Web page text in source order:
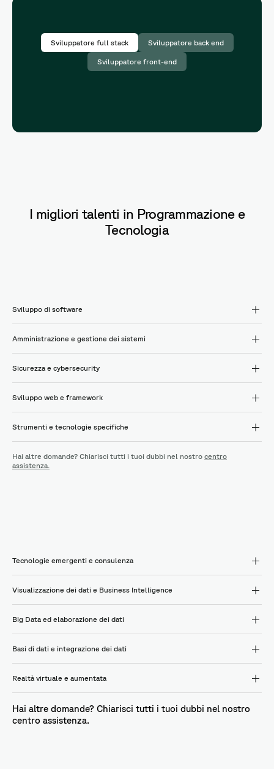
Sviluppatore full stack Sviluppatore back end
Sviluppatore front-end
I migliori talenti in Programmazione e
Tecnologia
Sviluppo di software
Amministrazione e gestione dei sistemi
Sicurezza e cybersecurity
Sviluppo web e framework
Strumenti e tecnologie specifiche
Hai altre domande? Chiarisci tutti i tuoi dubbi nel nostro centro
assistenza.
Tecnologie emergenti e consulenza
Visualizzazione dei dati e Business Intelligence
Big Data ed elaborazione dei dati
Basi di dati e integrazione dei dati
Realtà virtuale e aumentata
Hai altre domande? Chiarisci tutti i tuoi dubbi nel nostro
centro assistenza.